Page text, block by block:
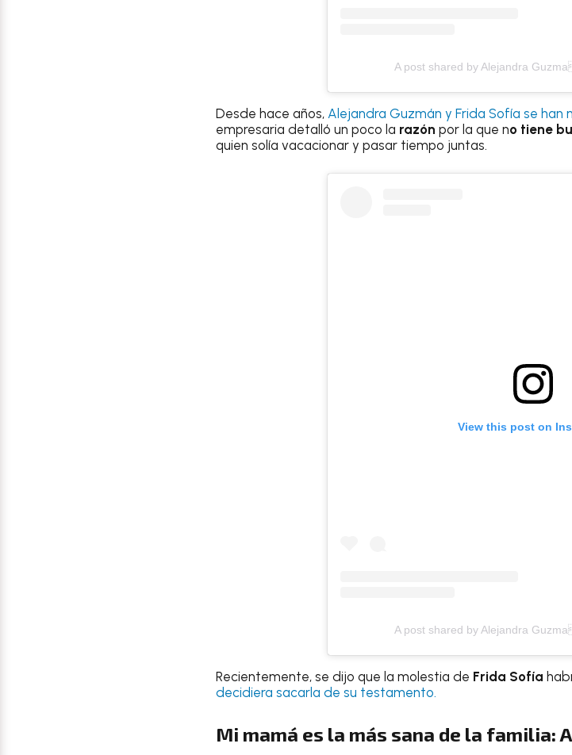
A post shared by Alejandra
Desde hace años, Alejandra Guzmán y Frida Sofía se han
empresaria detalló un poco la razón por la que no tiene
quien solía vacacionar y pasar tiempo juntas.
View this post on
A post shared by Alejandra
Recientemente, se dijo que la molestia de Frida Sofía
decidiera sacarla de su testamento.
Mi mamá es la más sana de la familia: